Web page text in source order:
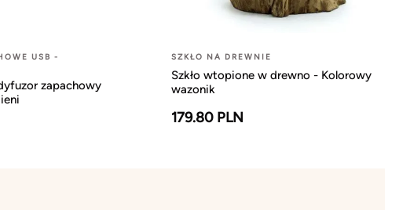
USB -
zapachowy
SZKŁO NA DREWNIE
Szkło wtopione w drewno - Kolorowy
wazonik
179.80 PLN